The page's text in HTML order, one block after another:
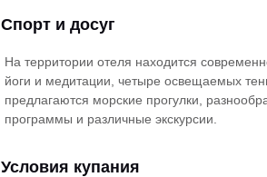
Спорт и досуг
На территории отеля находится
йоги и медитации, четыре освещаемых
предлагаются морские прогулки,
программы и различные экскурсии.
Условия купания